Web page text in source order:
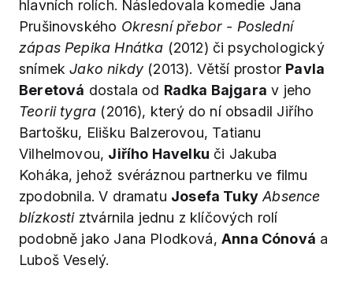
hlavních rolích. Následovala komedie Jana
Prušinovského Okresní přebor - Poslední
zápas Pepika Hnátka (2012) či psychologický
snímekJako nikdy (2013). Větší prostor Pavla
Beretová dostala od Radka Bajgara v jeho
Teorii tygra (2016), který do ní obsadil Jiřího
Bartošku, Elišku Balzerovou, Tatianu
Vilhelmovou, Jiřího Havelku či Jakuba
Koháka, jehož svéráznou partnerku ve filmu
zpodobnila. V dramatu Josefa Tuky Absence
blízkostiztvárnila jednu z klíčových rolí
podobně jako Jana Plodková,Anna Cónová a
Luboš Veselý.